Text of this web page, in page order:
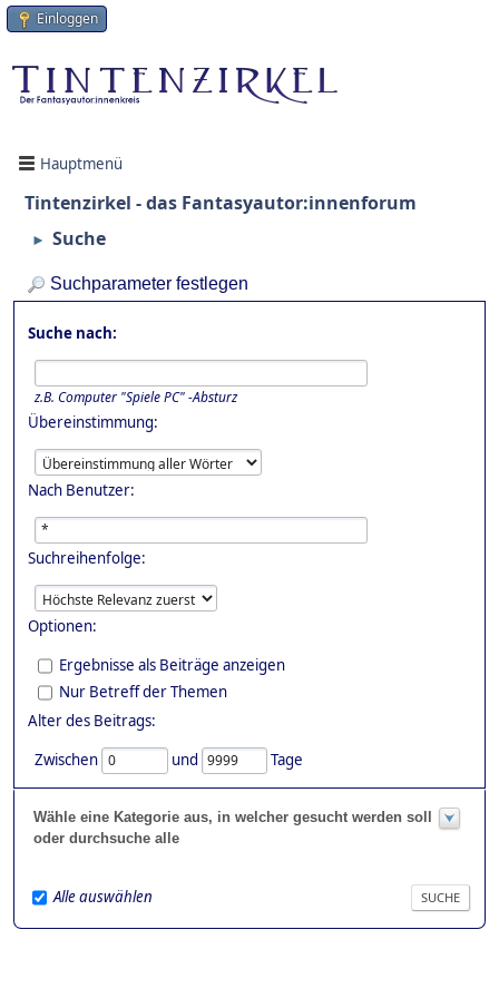
Einloggen
Hauptmenü
Tintenzirkel - das Fantasyautor:innenforum
► Suche
Suchparameter festlegen
Suche nach:
z.B. Computer "Spiele PC" -Absturz
Übereinstimmung:
Nach Benutzer:
Suchreihenfolge:
Optionen:
Ergebnisse als Beiträge anzeigen
Nur Betreff der Themen
Alter des Beitrags:
Zwischen
und Tage
Wähle eine Kategorie aus, in welcher gesucht werden soll
oder durchsuche alle
Alle auswählen